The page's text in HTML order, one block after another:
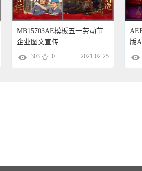
MB15703AE模板五一劳动节
企业图文宣传
303 0 2021-02-25
版